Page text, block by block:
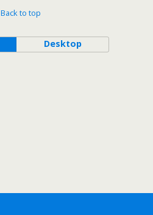
Back to top
Desktop